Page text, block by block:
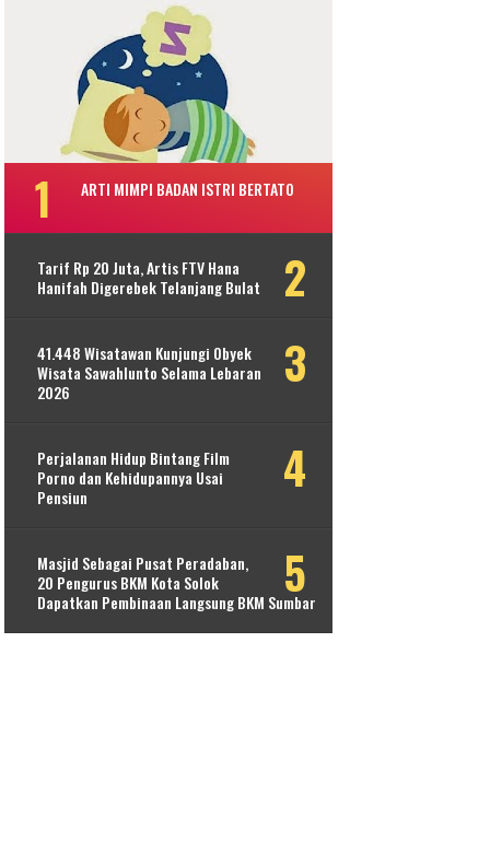
ARTI MIMPI BADAN ISTRI BERTATO
Tarif Rp 20 Juta, Artis FTV Hana
Hanifah Digerebek Telanjang Bulat
41.448 Wisatawan Kunjungi Obyek
Wisata Sawahlunto Selama Lebaran
2026
Perjalanan Hidup Bintang Film
Porno dan Kehidupannya Usai
Pensiun
Masjid Sebagai Pusat Peradaban,
20 Pengurus BKM Kota Solok
Dapatkan Pembinaan Langsung BKM Sumbar